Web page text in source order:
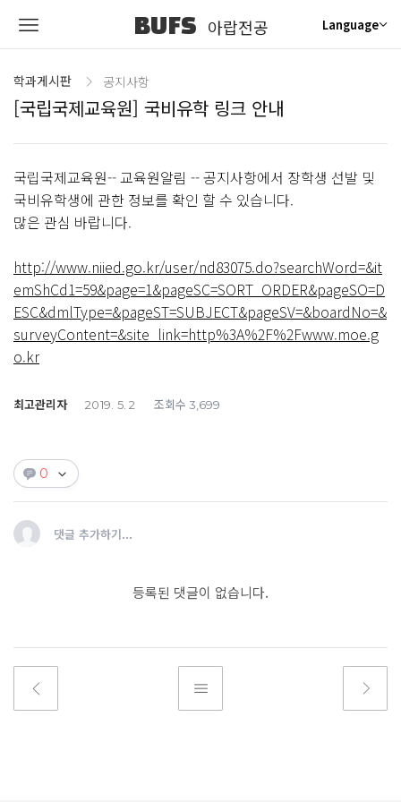
BUFS 아랍전공 Language
학과게시판 공지사항
[국립국제교육원] 국비유학 링크 안내
국립국제교육원-- 교육원알림 -- 공지사항에서 장학생 선발 및
국비유학생에 관한 정보를 확인 할 수 있습니다.
많은 관심 바랍니다.
http://www.niied.go.kr/user/nd83075.do?searchWord=&it
emShCd1=59&page=1&pageSC=SORT_ORDER&pageSO=D
ESC&dmlType=&pageST=SUBJECT&pageSV=&boardNo=&
surveyContent=&site_link=http%3A%2F%2Fwww.moe.g
o.kr
최고관리자 2019. 5. 2 조회수 3,699
0
댓글 추가하기...
등록된 댓글이 없습니다.